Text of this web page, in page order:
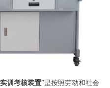
训考核装置”是按照劳动和社会